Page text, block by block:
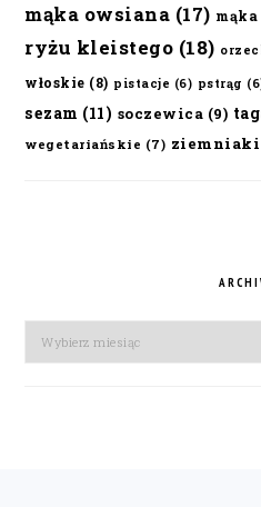
mąka owsiana (17)
ryżu kleistego (18)
włoskie (8) pistacje (6) pstrąg
sezam (11) soczewica (9)
wegetariańskie (7) ziemniaki
Archiwa